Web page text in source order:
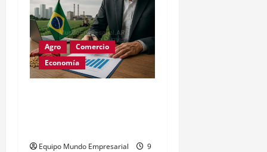
Agro
Comercio
Economía
Equipo Mundo Empresarial
9